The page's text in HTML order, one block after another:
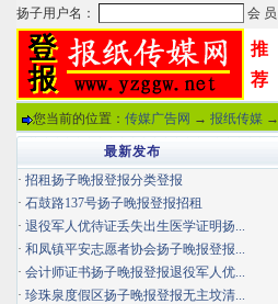
推
荐
您当前的位置： 传媒广告网 → 报纸传媒 →
最新发布
· 招租扬子晚报登报分类登报
· 石鼓路137号扬子晚报登报招租
· 退役军人优待证丢失出生医学证明扬...
· 和凤镇平安志愿者协会扬子晚报登报...
· 会计师证书扬子晚报登报退役军人优...
· 珍珠泉度假区扬子晚报登报无主坟清...